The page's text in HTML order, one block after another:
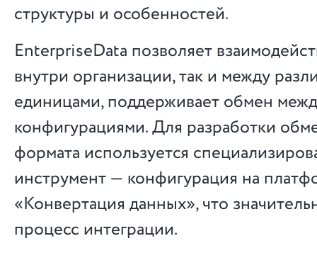
структуры и особенностей.
EnterpriseData позволяет
внутри организации, так и между
единицами, поддерживает обмен
конфигурациями. Для разработки
формата используется
инструмент — конфигурация на
«Конвертация данных», что
процесс интеграции.